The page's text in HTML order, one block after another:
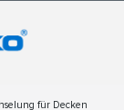
für Decken